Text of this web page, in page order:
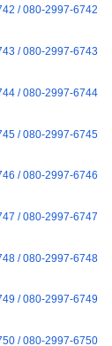
/ 080-2997-6742
/ 080-2997-6743
/ 080-2997-6744
/ 080-2997-6745
/ 080-2997-6746
/ 080-2997-6747
/ 080-2997-6748
/ 080-2997-6749
/ 080-2997-6750